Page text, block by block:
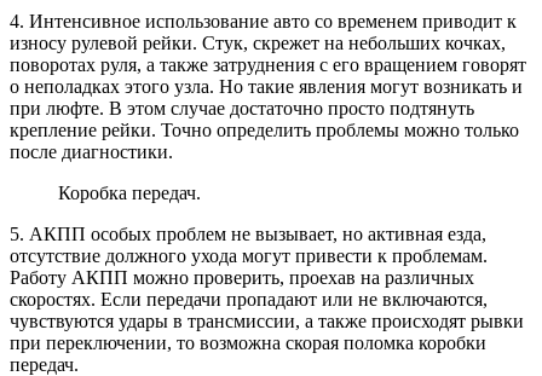
4. Интенсивное использование авто со временем приводит к
износу рулевой рейки. Стук, скрежет на небольших кочках,
поворотах руля, а также затруднения с его вращением говорят
о неполадках этого узла. Но такие явления могут возникать и
при люфте. В этом случае достаточно просто подтянуть
крепление рейки. Точно определить проблемы можно только
после диагностики.
Коробка передач.
5. АКПП особых проблем не вызывает, но активная езда,
отсутствие должного ухода могут привести к проблемам.
Работу АКПП можно проверить, проехав на различных
скоростях. Если передачи пропадают или не включаются,
чувствуются удары в трансмиссии, а также происходят рывки
при переключении, то возможна скорая поломка коробки
передач.